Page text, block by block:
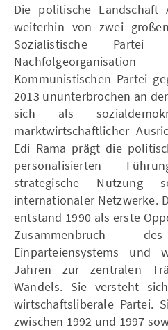
Die politische
weiterhin von zwei
Sozialistische
Kommunistischen Partei
2013 ununterbrochen an
sich als
marktwirtschaftlicher
Edi Rama prägt die
personalisierten
strategische Nutzung
internationaler Netzwerke.
entstand 1990 als erste
Zusammenbruch
Einparteiensystems und
Jahren zur zentralen
Wandels. Sie versteht
wirtschaftsliberale Partei.
zwischen 1992 und 1997